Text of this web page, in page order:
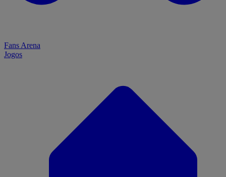
Fans Arena
Jogos